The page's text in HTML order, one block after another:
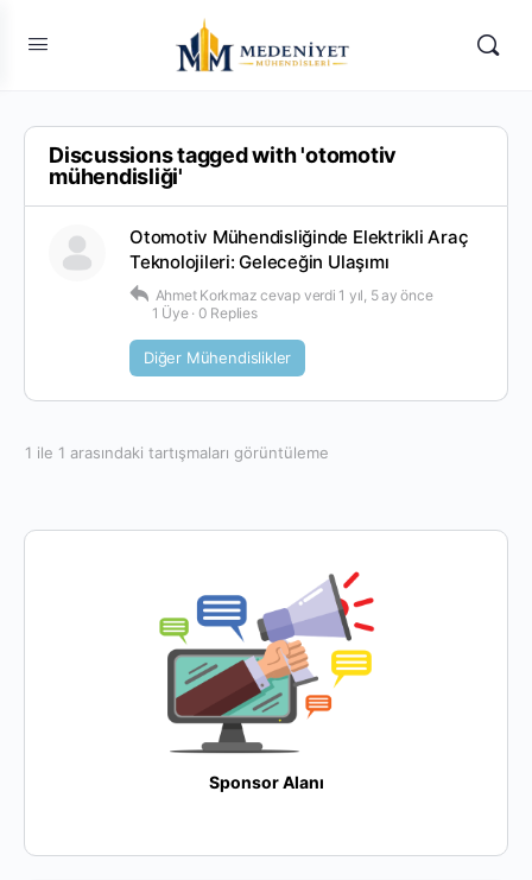
Discussions tagged with 'otomotiv
mühendisliği'
Otomotiv Mühendisliğinde Elektrikli Araç
Teknolojileri: Geleceğin Ulaşımı
Ahmet Korkmaz cevap verdi 1 yıl, 5 ay önce
1 Üye · 0 Replies
Diğer Mühendislikler
1 ile 1 arasındaki tartışmaları görüntüleme
Sponsor Alanı